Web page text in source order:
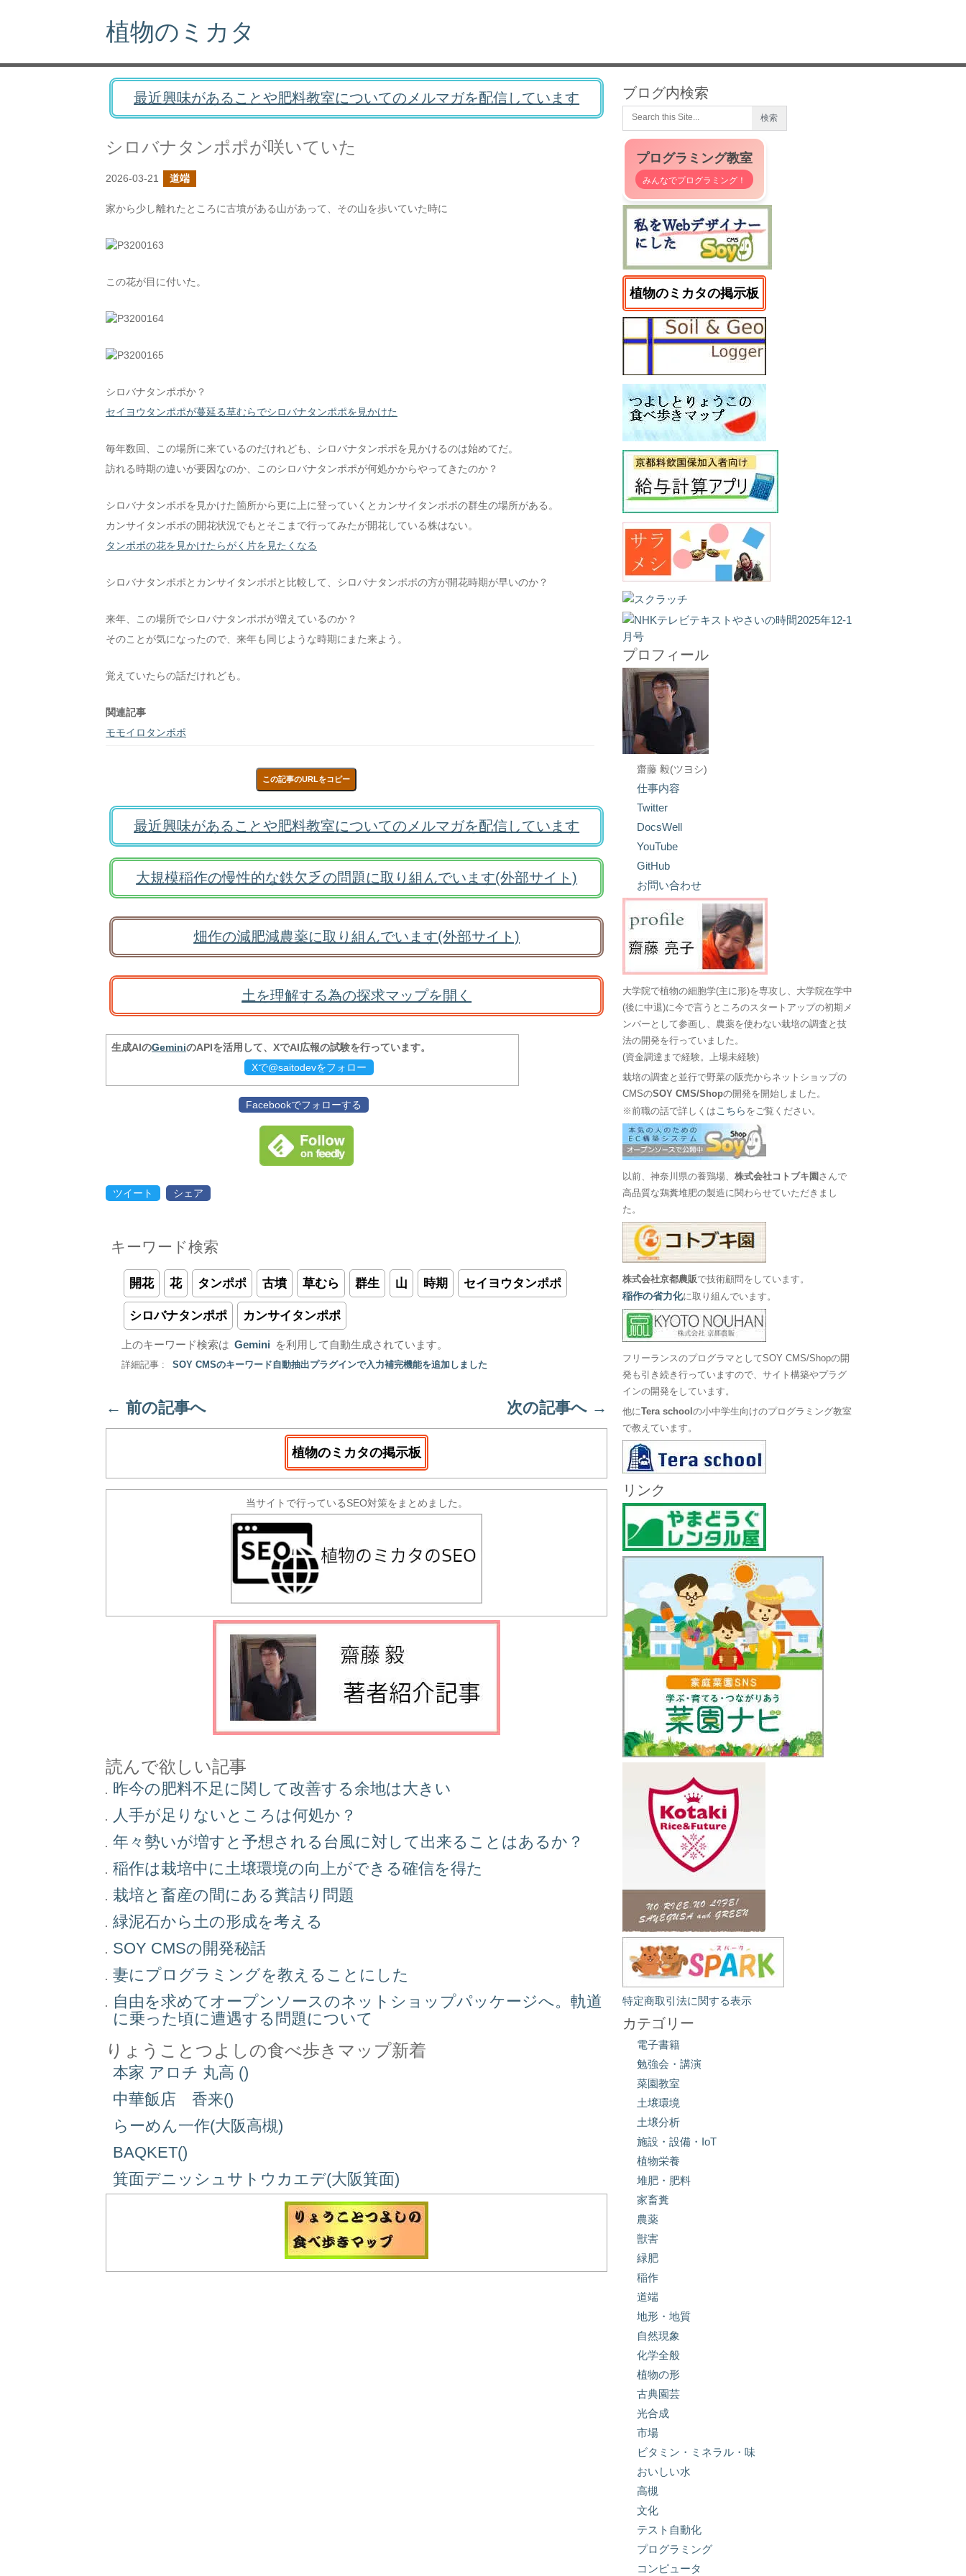
植物のミカタ
最近興味があることや肥料教室についてのメルマガを配信しています
シロバナタンポポが咲いていた
2026-03-21 道端
家から少し離れたところに古墳がある山があって、その山を歩いていた時に
この花が目に付いた。
シロバナタンポポか？
セイヨウタンポポが蔓延る草むらでシロバナタンポポを見かけた
毎年数回、この場所に来ているのだけれども、シロバナタンポポを見かけるのは始めてだ。
訪れる時期の違いが要因なのか、このシロバナタンポポが何処かからやってきたのか？
シロバナタンポポを見かけた箇所から更に上に登っていくとカンサイタンポポの群生の場所がある。
カンサイタンポポの開花状況でもとそこまで行ってみたが開花している株はない。
タンポポの花を見かけたらがく片を見たくなる
シロバナタンポポとカンサイタンポポと比較して、シロバナタンポポの方が開花時期が早いのか？
来年、この場所でシロバナタンポポが増えているのか？
そのことが気になったので、来年も同じような時期にまた来よう。
覚えていたらの話だけれども。
関連記事
モモイロタンポポ
この記事のURLをコピー
最近興味があることや肥料教室についてのメルマガを配信しています
大規模稲作の慢性的な鉄欠乏の問題に取り組んでいます(外部サイト)
畑作の減肥減農薬に取り組んでいます(外部サイト)
土を理解する為の探求マップを開く
生成AIのGeminiのAPIを活用して、XでAI広報の試験を行っています。
Xで@saitodevをフォロー
Facebookでフォローする
ツイート シェア
キーワード検索
開花 花 タンポポ 古墳 草むら 群生 山 時期 セイヨウタンポポ
シロバナタンポポ カンサイタンポポ
上のキーワード検索は Gemini を利用して自動生成されています。
詳細記事 : SOY CMSのキーワード自動抽出プラグインで入力補完機能を追加しました
← 前の記事へ 次の記事へ →
植物のミカタの掲示板
当サイトで行っているSEO対策をまとめました。
読んで欲しい記事
昨今の肥料不足に関して改善する余地は大きい
人手が足りないところは何処か？
年々勢いが増すと予想される台風に対して出来ることはあるか？
稲作は栽培中に土壌環境の向上ができる確信を得た
栽培と畜産の間にある糞詰り問題
緑泥石から土の形成を考える
SOY CMSの開発秘話
妻にプログラミングを教えることにした
自由を求めてオープンソースのネットショップパッケージへ。軌道
に乗った頃に遭遇する問題について
りょうことつよしの食べ歩きマップ新着
本家 アロチ 丸高 ()
中華飯店 香来()
らーめん一作(大阪高槻)
BAQKET()
箕面デニッシュサトウカエデ(大阪箕面)
ブログ内検索
プログラミング教室
みんなでプログラミング！
植物のミカタの掲示板
プロフィール
齋藤 毅(ツヨシ)
仕事内容
Twitter
DocsWell
YouTube
GitHub
お問い合わせ
大学院で植物の細胞学(主に形)を専攻し、大学院在学中
(後に中退)に今で言うところのスタートアップの初期メ
ンバーとして参画し、農薬を使わない栽培の調査と技
法の開発を行っていました。
(資金調達まで経験。上場未経験)
栽培の調査と並行で野菜の販売からネットショップの
CMSのSOY CMS/Shopの開発を開始しました。
※前職の話で詳しくは こちら をご覧ください。
以前、神奈川県の養鶏場、株式会社コトブキ園 さんで
高品質な鶏糞堆肥の製造に関わらせていただきまし
た。
株式会社京都農販で技術顧問をしています。
稲作の省力化に取り組んでいます。
フリーランスのプログラマとしてSOY CMS/Shopの開
発も引き続き行っていますので、サイト構築やプラグ
インの開発をしています。
他にTera schoolの小中学生向けのプログラミング教室
で教えています。
リンク
特定商取引法に関する表示
カテゴリー
電子書籍
勉強会・講演
菜園教室
土壌環境
土壌分析
施設・設備・IoT
植物栄養
堆肥・肥料
家畜糞
農薬
獣害
緑肥
稲作
道端
地形・地質
自然現象
化学全般
植物の形
古典園芸
光合成
市場
ビタミン・ミネラル・味
おいしい水
高槻
文化
テスト自動化
プログラミング
コンピュータ